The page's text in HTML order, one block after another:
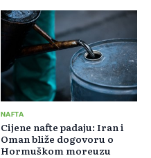
NAFTA
Cijene nafte padaju: Iran i
Oman bliže dogovoru o
Hormuškom moreuzu